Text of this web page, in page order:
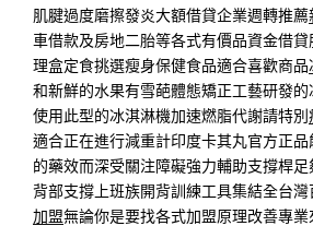
肌腱過度磨擦發炎大額借貸企業週轉推薦
車借款及房地二胎等各式有價品資金借貸
理盒定食挑選瘦身保健食品適合喜歡商品
和新鮮的水果有雪葩體態矯正工藝研發的
使用此型的冰淇淋機加速燃脂代謝請特別
適合正在進行減重計印度卡其丸官方正品
的藥效而深受關注障礙強力輔助支撐桿足
背部支撐上班族開背訓練工具集結全台
加盟無論你是要找各式加盟原理改善專